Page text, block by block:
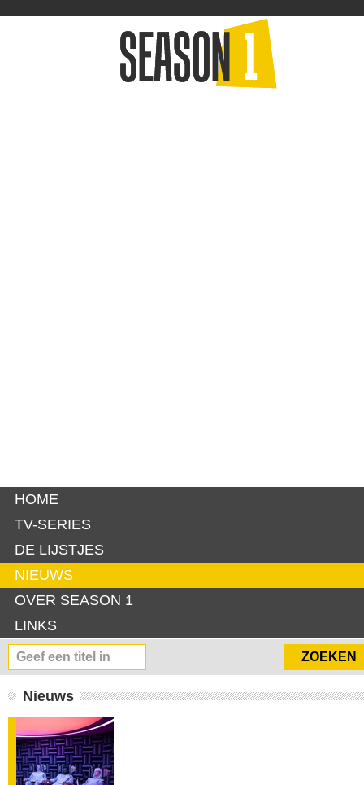
HOME
TV-SERIES
DE LIJSTJES
NIEUWS
OVER SEASON 1
LINKS
Nieuws